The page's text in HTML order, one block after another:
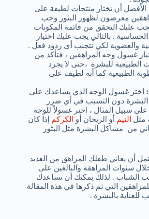
أن تختار منتجات لطيفة على
معرضون لظهور البثور وحب
عليك التحقق من قائمة المكونات
. بالتالي يجب عليك اختيار
والعضوية لكي تتجنب أي ردود فعل .
غسول وجه المراهقين ، فتأكد من
الطبيعية للبشرة ،حتى لا يجرد
الطبيعية كما أنه لطيف على
اختر غسول الوجه الذي يساعدك على
دون التسبب في أي ضرر
سبيل المثال ، اختر غسولاً للوجه
مثل النيم أو الريحان أو الكركم إذا كان
من مشاكل البشرة مثل البثور
أن يعاني طفلك المراهق من العديد
سنوات المراهقة والبالغين على
الشباب . لذلك يمكنك أن تساعدك
التي تم ذكرها في هذة المقالة
للعناية بالبشرة .